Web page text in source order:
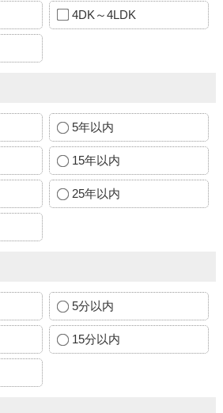
4DK～4LDK
5年以内
15年以内
25年以内
5分以内
15分以内